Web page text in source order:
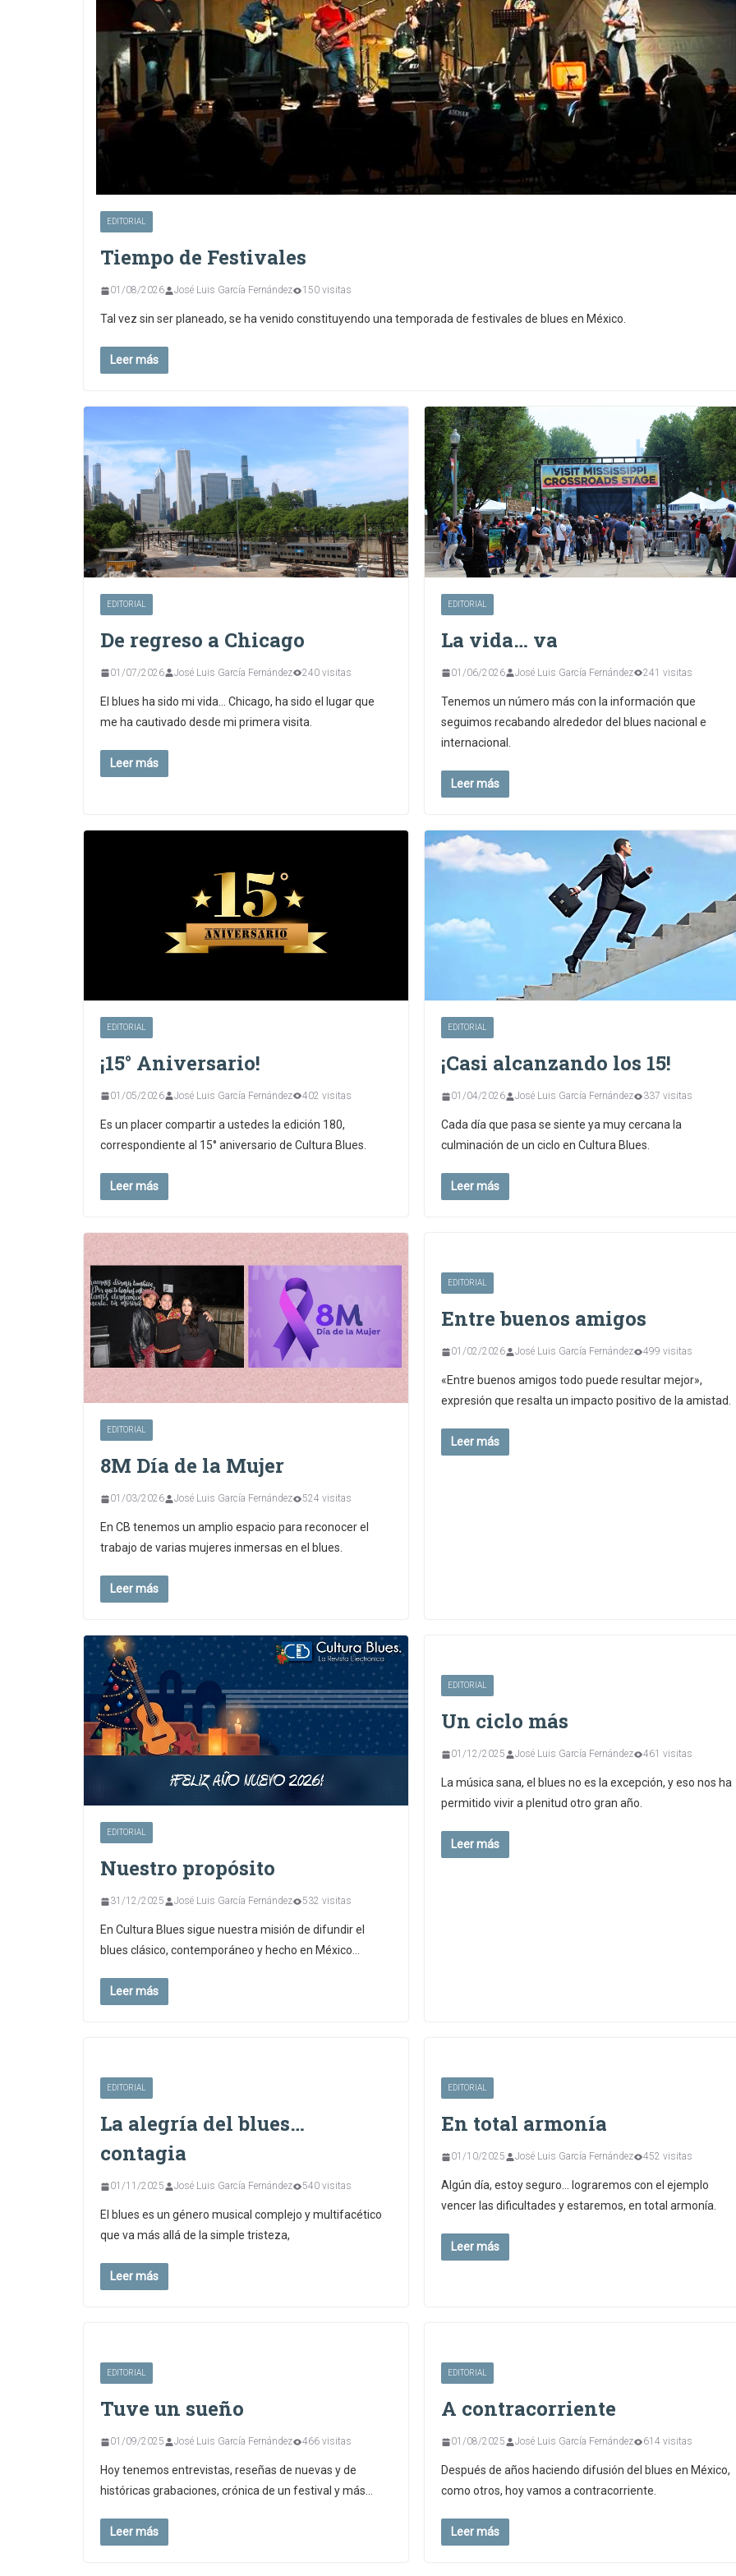
EDITORIAL
Tiempo de Festivales
01/08/2026 José Luis García Fernández 150 visitas
Tal vez sin ser planeado, se ha venido constituyendo una temporada de festivales de blues en México.
Leer más
EDITORIAL
De regreso a Chicago
01/07/2026 José Luis García Fernández 240 visitas
El blues ha sido mi vida… Chicago, ha sido el lugar que
me ha cautivado desde mi primera visita.
Leer más
EDITORIAL
La vida… va
01/06/2026 José Luis García Fernández 241 visitas
Tenemos un número más con la información que
seguimos recabando alrededor del blues nacional e
internacional.
Leer más
EDITORIAL
¡15° Aniversario!
01/05/2026 José Luis García Fernández 402 visitas
Es un placer compartir a ustedes la edición 180,
correspondiente al 15° aniversario de Cultura Blues.
Leer más
EDITORIAL
¡Casi alcanzando los 15!
01/04/2026 José Luis García Fernández 337 visitas
Cada día que pasa se siente ya muy cercana la
culminación de un ciclo en Cultura Blues.
Leer más
EDITORIAL
8M Día de la Mujer
01/03/2026 José Luis García Fernández 524 visitas
En CB tenemos un amplio espacio para reconocer el
trabajo de varias mujeres inmersas en el blues.
Leer más
EDITORIAL
Entre buenos amigos
01/02/2026 José Luis García Fernández 499 visitas
«Entre buenos amigos todo puede resultar mejor»,
expresión que resalta un impacto positivo de la amistad.
Leer más
EDITORIAL
Nuestro propósito
31/12/2025 José Luis García Fernández 532 visitas
En Cultura Blues sigue nuestra misión de difundir el
blues clásico, contemporáneo y hecho en México…
Leer más
EDITORIAL
Un ciclo más
01/12/2025 José Luis García Fernández 461 visitas
La música sana, el blues no es la excepción, y eso nos ha
permitido vivir a plenitud otro gran año.
Leer más
EDITORIAL
La alegría del blues…
contagia
01/11/2025 José Luis García Fernández 540 visitas
El blues es un género musical complejo y multifacético
que va más allá de la simple tristeza,
Leer más
EDITORIAL
En total armonía
01/10/2025 José Luis García Fernández 452 visitas
Algún día, estoy seguro… lograremos con el ejemplo
vencer las dificultades y estaremos, en total armonía.
Leer más
EDITORIAL
Tuve un sueño
01/09/2025 José Luis García Fernández 466 visitas
Hoy tenemos entrevistas, reseñas de nuevas y de
históricas grabaciones, crónica de un festival y más…
Leer más
EDITORIAL
A contracorriente
01/08/2025 José Luis García Fernández 614 visitas
Después de años haciendo difusión del blues en México,
como otros, hoy vamos a contracorriente.
Leer más